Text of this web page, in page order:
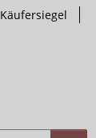
Käufersiegel